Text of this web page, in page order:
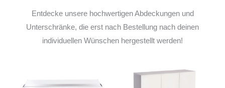
Entdecke unsere hochwertigen Abdeckungen und
Unterschränke, die erst nach Bestellung nach deinen
individuellen Wünschen hergestellt werden!